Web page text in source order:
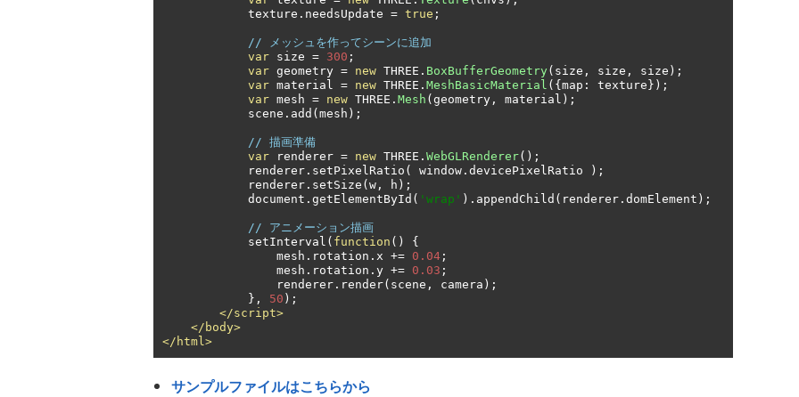
            texture
. needsUpdate = true ;
// メッシュを作ってシーンに追加
var size = 300 ;
var geometry = new THREE . BoxBufferGeometry( size , size , size );
var material = new THREE . MeshBasicMaterial ({ map : texture });
var mesh = new THREE . Mesh ( geometry , material );
            scene
. add ( mesh );
// 描画準備
var renderer = new THREE . WebGLRenderer();
            renderer
. setPixelRatio ( window . devicePixelRatio
);
            renderer
. setSize ( w , h );
            document
. getElementById ( 'wrap' ). appendChild ( renderer . domElement );
// アニメーション描画
            setInterval
( function ()
{
                mesh
. rotation . x += 0.04 ;
                mesh
. rotation . y += 0.03 ;
                renderer
. render( scene , camera );
},
50 );
</script>
</body>
</html>
サンプルファイルはこちらから